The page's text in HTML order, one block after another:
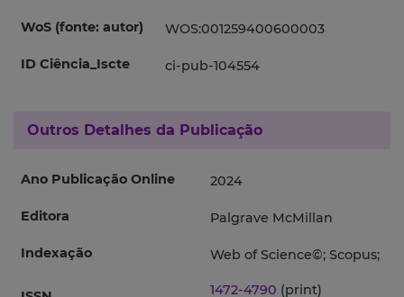
WoS (fonte: autor) WOS:001259400600003
ID Ciência_Iscte ci-pub-104554
Outros Detalhes da Publicação
Ano Publicação Online 2024
Editora Palgrave McMillan
Indexação Web of Science©; Scopus;
1472-4790 (print)